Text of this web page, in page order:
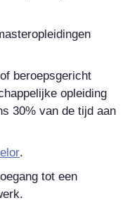
beroepsgericht
opleiding
30% van de tijd aan
.
tot een